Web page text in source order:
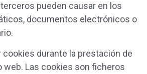
pueden causar en los
documentos electrónicos o
cookies durante la prestación de
web. Las cookies son ficheros